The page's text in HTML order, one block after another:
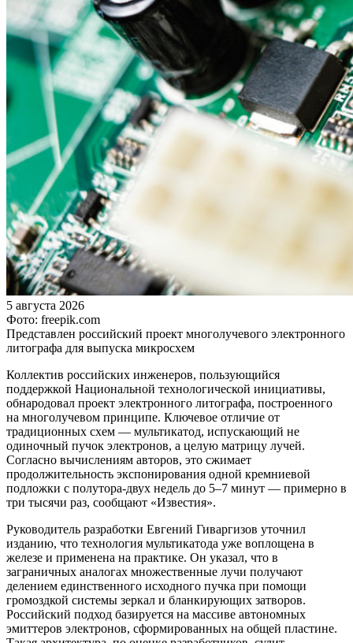
5 августа 2026
Фото: freepik.com
Представлен российский проект многолучевого электронного
литографа для выпуска микросхем
Коллектив российских инженеров, пользующийся
поддержкой Национальной технологической инициативы,
обнародовал проект электронного литографа, построенного
на многолучевом принципе. Ключевое отличие от
традиционных схем — мультикатод, испускающий не
одиночный пучок электронов, а целую матрицу лучей.
Согласно вычислениям авторов, это сжимает
продолжительность экспонирования одной кремниевой
подложки с полутора-двух недель до 5–7 минут — примерно в
три тысячи раз, сообщают «Известия».
Руководитель разработки Евгений Гиваргизов уточнил
изданию, что технология мультикатода уже воплощена в
железе и применена на практике. Он указал, что в
заграничных аналогах множественные лучи получают
делением единственного исходного пучка при помощи
громоздкой системы зеркал и бланкирующих затворов.
Российский подход базируется на массиве автономных
эмиттеров электронов, сформированных на общей пластине.